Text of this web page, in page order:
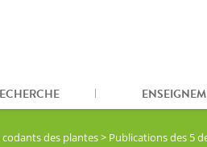
des plantes> Publications des 5